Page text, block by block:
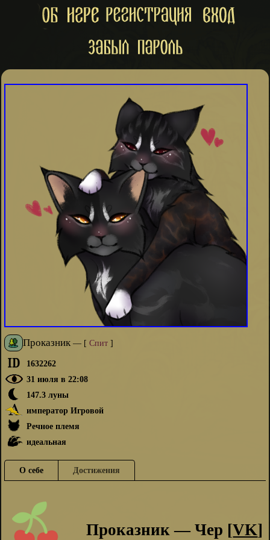
Проказник— [ Спит]
1632262
31 июля в 22:08
147.3 луны
император Игровой
Речное племя
идеальная
О себе Достижения
Проказник — Чер [VK]